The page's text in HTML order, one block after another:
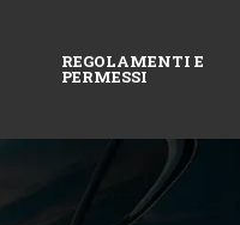
REGOLAMENTI E
PERMESSI